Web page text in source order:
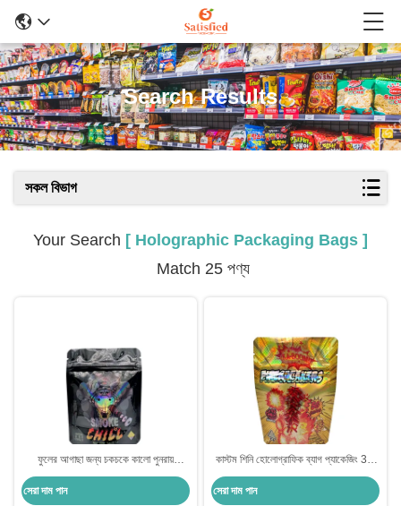
Search Results
সকল বিভাগ
Your Search [ Holographic Packaging Bags ]
Match 25 পণ্য
ফুলের আগাছা জন্য চকচকে কালো পুনরায়
ব্যবহারযোগ্য ফয়েল আচ্ছাদিত জিপলক
হলোগ্রাফিক প্যাকেজিং ব্যাগ
সেরা দাম পান
কাস্টম শিনি হোলোগ্রাফিক ব্যাগ প্যাকেজিং 3.5
গ্রাম শিশু প্রুফ জিপার সঙ্গে স্ট্যান্ড আপ পকেট
সেরা দাম পান